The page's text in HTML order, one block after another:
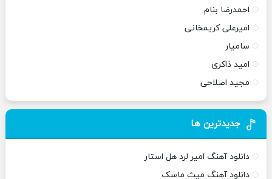
احمدرضا بنام
امیرعلی کریمخانی
سامیار
امید ذاکری
مجید اصلاحی
جدیدترین ها
دانلود آهنگ امیر لرد هل استار
دانلود آهنگ میث ماسک